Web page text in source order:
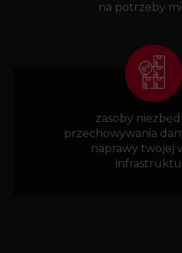
zasoby
przechowywania
naprawy twojej
na potrzeby